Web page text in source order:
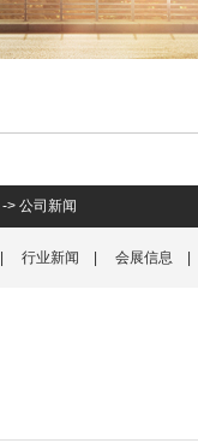
-> 公司新闻
行业新闻 会展信息